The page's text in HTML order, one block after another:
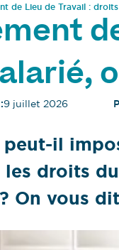
de Lieu de Travail :
9 juillet 2026
il
les droits
On vous